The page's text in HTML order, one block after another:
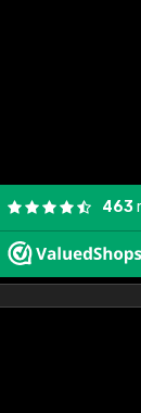
463